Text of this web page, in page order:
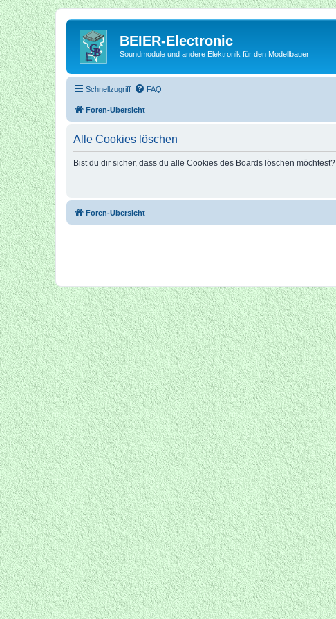
BEIER-Electronic
Soundmodule und andere Elektronik für den Modellbauer
Schnellzugriff FAQ
Foren-Übersicht
Alle Cookies löschen
Bist du dir sicher, dass du alle Cookies des Boards löschen möchtest?
Foren-Übersicht